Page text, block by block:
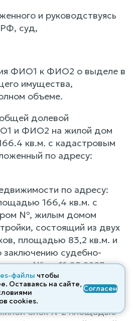
и руководствуясь
суд,
ФИО1 к ФИО2 о выделе в
имущества,
объеме.
долевой
и ФИО2 на жилой дом
кв.м. с кадастровым
по адресу:
по адресу:
166,4 кв.м. с
№, жилым домом
состоящий из двух
площадью 83,2 кв.м. и
заключению судебно-
№ от 11.05.2023
изъяты>., право
блок №2 площадью
файлы чтобы
Оставаясь на сайте,
cооkies.
Согласен